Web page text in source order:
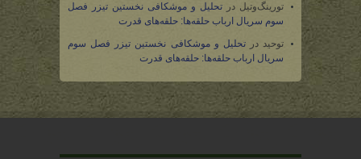
تورینگ‌وتیل در تحلیل و موشکافی نخستین تیزر فصل
سوم سریال ارباب حلقه‌ها: حلقه‌های قدرت
توحید درتحلیل و موشکافی نخستین تیزر فصل سوم
سریال ارباب حلقه‌ها: حلقه‌های قدرت